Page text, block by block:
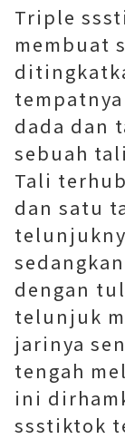
Triple
membuat
dada dan
sebuah
Tali
dan satu
dengan
telunjuk
jarinya
tengah
ini
ssstiktok